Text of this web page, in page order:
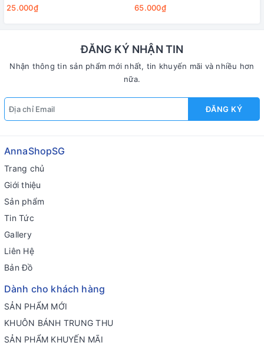
25.000₫
65.000₫
ĐĂNG KÝ NHẬN TIN
Nhận thông tin sản phẩm mới nhất, tin khuyến mãi và nhiều hơn
nữa.
ĐĂNG KÝ
AnnaShopSG
Trang chủ
Giới thiệu
Sản phẩm
Tin Tức
Gallery
Liên Hệ
Bản Đồ
Dành cho khách hàng
SẢN PHẨM MỚI
KHUÔN BÁNH TRUNG THU
SẢN PHẨM KHUYẾN MÃI